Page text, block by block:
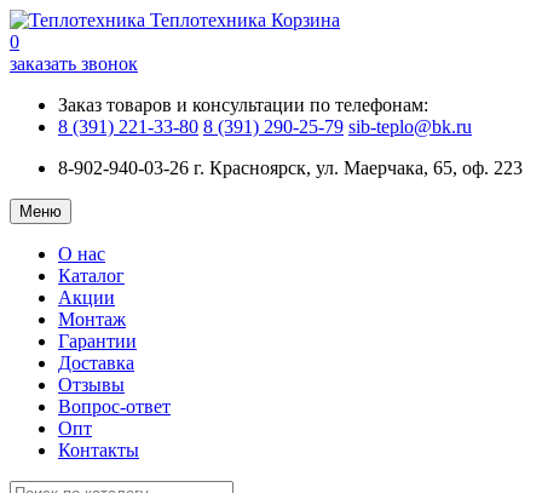
Теплотехника Корзина
0
заказать звонок
Заказ товаров и консультации по телефонам:
8 (391) 221-33-80 8 (391) 290-25-79 sib-teplo@bk.ru
8-902-940-03-26 г. Красноярск, ул. Маерчака, 65, оф. 223
Меню
О нас
Каталог
Акции
Монтаж
Гарантии
Доставка
Отзывы
Вопрос-ответ
Опт
Контакты